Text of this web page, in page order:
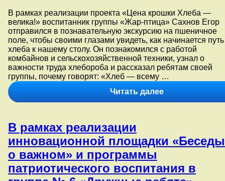
В рамках реализации проекта «Цена крошки Хлеба —
велика!» воспитанник группы «Жар-птица» Сахнов Егор
отправился в познавательную экскурсию на пшеничное
поле, чтобы своими глазами увидеть, как начинается путь
хлеба к нашему столу. Он познакомился с работой
комбайнов и сельскохозяйственной техники, узнал о
важности труда хлебороба и рассказал ребятам своей
группы, почему говорят: «Хлеб — всему …
Читать далееВ
крошки
Хлеба
воспитанник
В рамках реализации
инновационной площадки «Беседы
о важном» и программы
патриотического воспитания в